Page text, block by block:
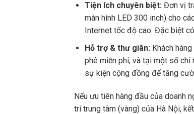
Tiện ích chuyên biệt:Đơn vị
màn hình LED 300 inch) cho
Internet tốc độ cao. Đặc biệt
Hỗ trợ & thư giãn: Khách
phê miễn phí, và tại một số
sự kiện cộng đồng để tăng
Nếu ưu tiên hàng đầu của doanh
trí trung tâm (vàng) của Hà Nội,